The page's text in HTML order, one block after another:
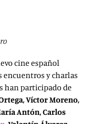
cine español
y charlas
han participado de
Víctor Moreno,
Antón, Carlos